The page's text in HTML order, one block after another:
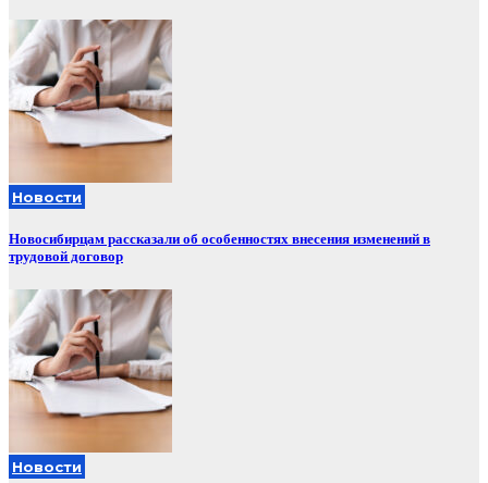
Новости
Новосибирцам рассказали об особенностях внесения изменений в
трудовой договор
Новости